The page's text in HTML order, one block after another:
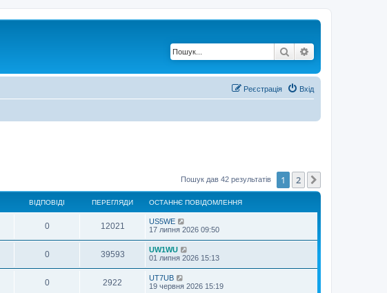
Пошук
Вхід
Реєстрація
Пошук дав 42 результатів 1 2
ВІДПОВІДІ ПЕРЕГЛЯДИ ОСТАННЄ ПОВІДОМЛЕННЯ
0 12021
US5WE
17 липня 2026 09:50
0 39593
UW1WU
01 липня 2026 15:13
0 2922
UT7UB
19 червня 2026 15:19